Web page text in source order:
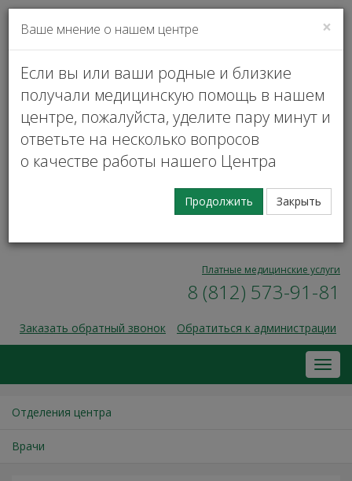
Личный кабинет
Запись на прием
Пн — Пт, 900— 17
8 (812) 573-91-31
Платные медицинские услуги
8 (812) 573-91-81
Заказать обратный звонок Обратиться к администрации
Отделения центра
Врачи
×
Ваше мнение о нашем центре
Если вы или ваши родные и близкие
получали медицинскую помощь в нашем
центре, пожалуйста, уделите пару минут и
ответьте на несколько вопросов
о качестве работы нашего Центра
Продолжить Закрыть